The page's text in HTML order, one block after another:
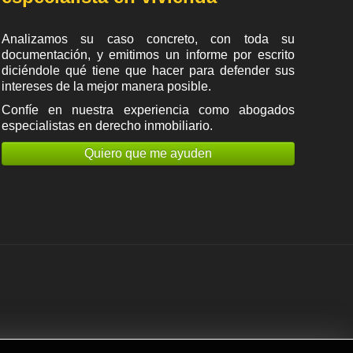
Analizamos su caso concreto, con toda su
documentación, y emitimos un informe por escrito
diciéndole qué tiene que hacer para defender sus
intereses de la mejor manera posible.
Confíe en nuestra experiencia como abogados
especialistas en derecho inmobiliario.
Quiero que me ayuden